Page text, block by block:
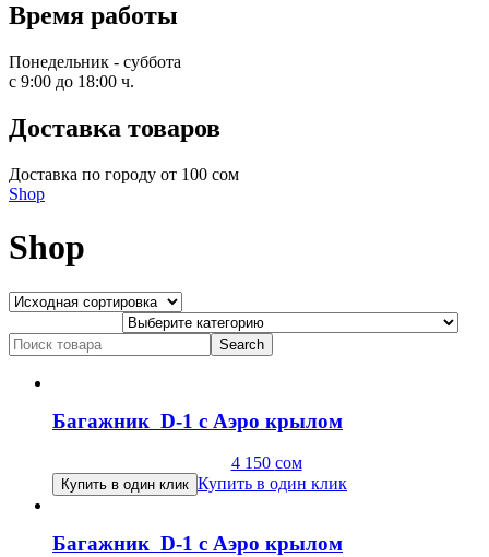
Время работы
Понедельник - суббота
с 9:00 до 18:00 ч.
Доставка товаров
Доставка по городу от 100 сом
Shop
Shop
Search
for:
Багажник D-1 с Аэро крылом
4 150 сом
Купить в один клик Купить в один клик
Багажник D-1 с Аэро крылом